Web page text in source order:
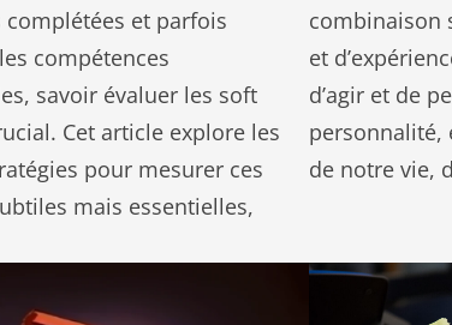
et parfois
compétences
savoir évaluer les soft
Cet article explore les
pour mesurer ces
mais essentielles,
combinaison
et
d’agir et de
personnalité,
de notre vie,